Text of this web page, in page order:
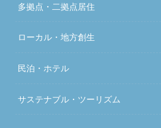
多拠点・二拠点居住
ローカル・地方創生
民泊・ホテル
サステナブル・ツーリズム